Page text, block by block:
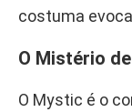
costuma
O Mistério
O Mystic é o